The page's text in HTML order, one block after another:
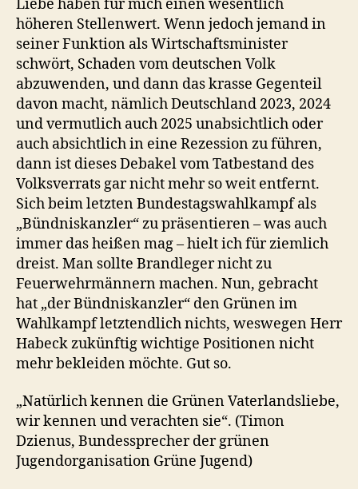
Liebe haben für mich einen wesentlich
höheren Stellenwert. Wenn jedoch jemand in
seiner Funktion als Wirtschaftsminister
schwört, Schaden vom deutschen Volk
abzuwenden, und dann das krasse Gegenteil
davon macht, nämlich Deutschland 2023, 2024
und vermutlich auch 2025 unabsichtlich oder
auch absichtlich in eine Rezession zu führen,
dann ist dieses Debakel vom Tatbestand des
Volksverrats gar nicht mehr so weit entfernt.
Sich beim letzten Bundestagswahlkampf als
„Bündniskanzler“ zu präsentieren – was auch
immer das heißen mag – hielt ich für ziemlich
dreist. Man sollte Brandleger nicht zu
Feuerwehrmännern machen. Nun, gebracht
hat „der Bündniskanzler“ den Grünen im
Wahlkampf letztendlich nichts, weswegen Herr
Habeck zukünftig wichtige Positionen nicht
mehr bekleiden möchte. Gut so.
„Natürlich kennen die Grünen Vaterlandsliebe,
wir kennen und verachten sie“. (Timon
Dzienus, Bundessprecher der grünen
Jugendorganisation Grüne Jugend)